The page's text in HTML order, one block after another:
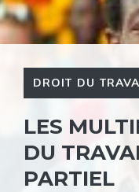
DROIT DU
LES
DU
PARTIEL